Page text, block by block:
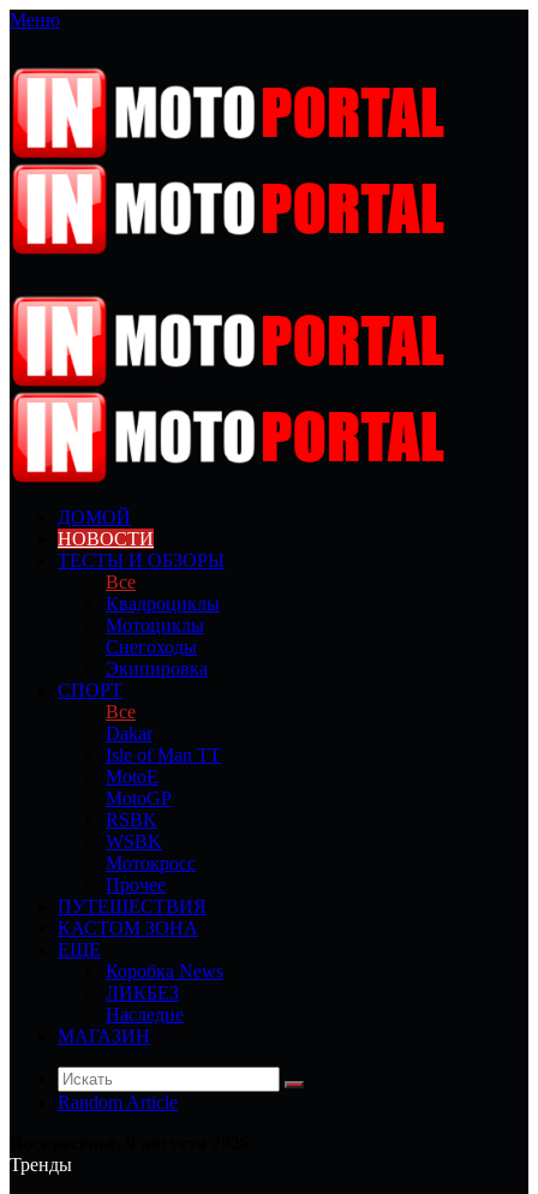
Меню
ДОМОЙ
НОВОСТИ
ТЕСТЫ И ОБЗОРЫ
Все
Квадроциклы
Мотоциклы
Снегоходы
Экипировка
СПОРТ
Все
Dakar
Isle of Man TT
MotoE
MotoGP
RSBK
WSBK
Мотокросс
Прочее
ПУТЕШЕСТВИЯ
КАСТОМ ЗОНА
ЕЩЕ
Коробка News
ЛИКБЕЗ
Наследие
МАГАЗИН
Random Article
Тренды